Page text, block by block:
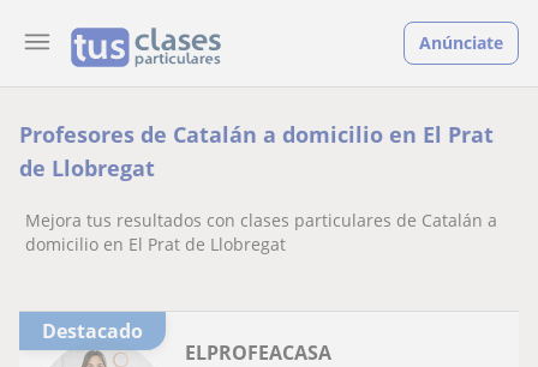
Anúnciate
Profesores de Catalán a domicilio en El Prat
de Llobregat
Mejora tus resultados con clases particulares de Catalán a
domicilio en El Prat de Llobregat
Destacado
ELPROFEACASA